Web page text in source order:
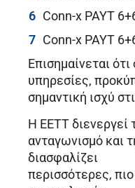
Conn-x PAYT
Conn-x PAYT
Επισημαίνεται
υπηρεσίες,
σημαντική ισχύ
Η ΕΕΤΤ διενεργεί
ανταγωνισμό και
διασφαλίζει
περισσότερες,